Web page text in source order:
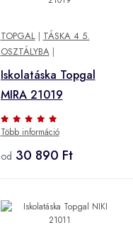
TOPGAL| TÁSKA 4 5.
OSZTÁLYBA|
Iskolatáska Topgal
MIRA 21019
Több információ
od 30 890 Ft